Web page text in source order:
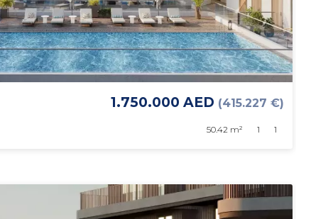
1.750.000 AED (415.227 €)
50.42 m² 1 1